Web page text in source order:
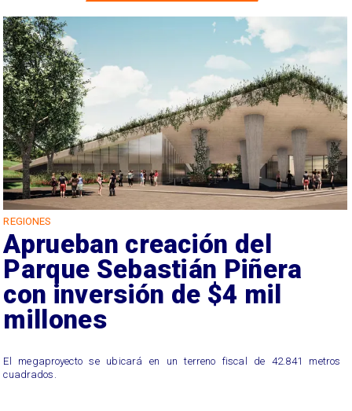
REGIONES
Aprueban creación del
Parque Sebastián Piñera
con inversión de $4 mil
millones
El megaproyecto se ubicará en un terreno fiscal de 42.841 metros
cuadrados.